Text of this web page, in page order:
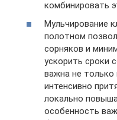
комбинировать
Мульчирование
полотном
сорняков и
ускорить сроки
важна не только
интенсивно
локально
особенность